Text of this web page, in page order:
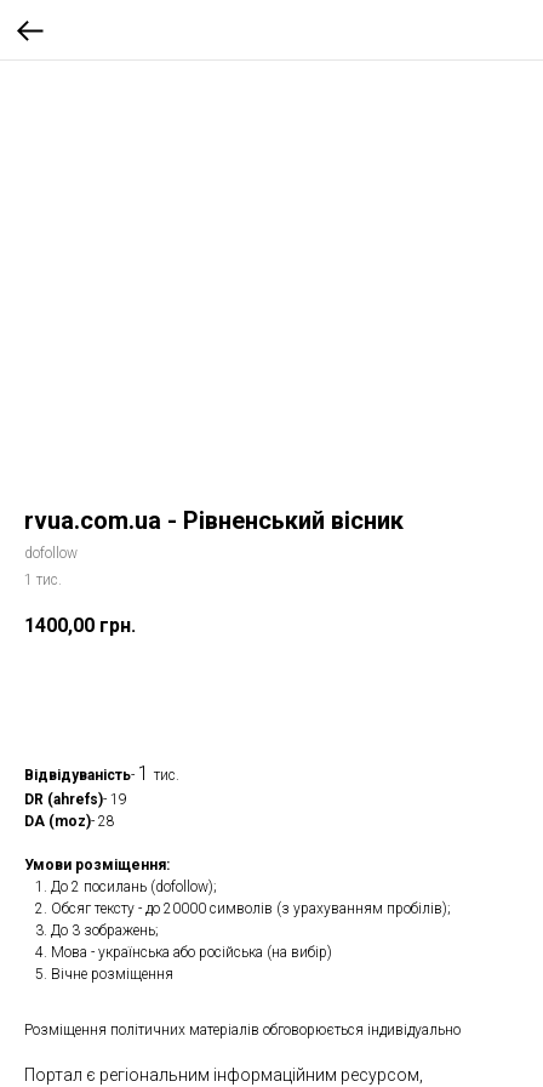
rvua.com.ua - Рівненський вісник
dofollow
1 тис.
1400,00 грн.
Відвідуваність- 1 тис.
DR (ahrefs)- 19
DA (moz)- 28
Умови розміщення:
До 2 посилань (dofollow);
Обсяг тексту - до 20000 символів (з урахуванням пробілів);
До 3 зображень;
Мова - українська або російська (на вибір)
Вічне розміщення
Розміщення політичних матеріалів обговорюється індивідуально
Портал є регіональним інформаційним ресурсом,